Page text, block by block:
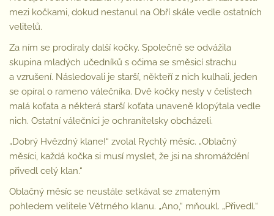
mezi kočkami, dokud nestanul na Obří skále vedle ostatních
velitelů.
Za ním se prodíraly další kočky. Společně se odvážila
skupina mladých učedníků s očima se směsicí strachu
a vzrušení. Následovali je starší, někteří z nich kulhali, jeden
se opíral o rameno válečníka. Dvě kočky nesly v čelistech
malá koťata a některá starší koťata unaveně klopýtala vedle
nich. Ostatní válečníci je ochranitelsky obcházeli.
„Dobrý Hvězdný klane!“ zvolal Rychlý měsíc. „Oblačný
měsíci, každá kočka si musí myslet, že jsi na shromáždění
přivedl celý klan.“
Oblačný měsíc se neustále setkával se zmateným
pohledem velitele Větrného klanu. „Ano,“ mňoukl. „Přivedl.“